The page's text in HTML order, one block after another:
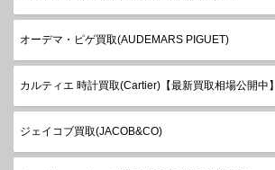
オーデマ・ピゲ買取(AUDEMARS PIGUET)
カルティエ 時計買取(Cartier)【最新買取相場公開中】
ジェイコブ買取(JACOB&CO)